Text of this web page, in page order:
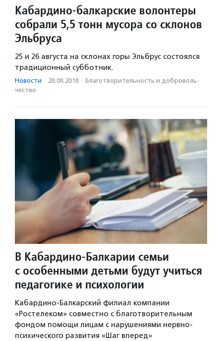
Кабардино-балкарские волонтеры
собрали 5,5 тонн мусора со склонов
Эльбруса
25 и 26 августа на склонах горы Эльбрус состоялся
традиционный субботник.
Новости · 28.08.2018 · Благотвори­тель­ность и доброволь­
чест­во
В Кабардино-Балкарии семьи
с особенными детьми будут учиться
педагогике и психологии
Кабардино-Балкарский филиал компании
«Ростелеком» совместно с благотворительным
фондом помощи лицам с нарушениями нервно-
психического развития «Шаг вперед»